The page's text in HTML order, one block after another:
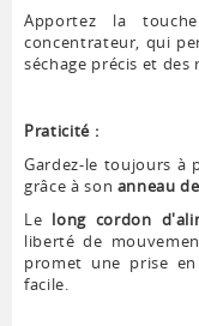
Apportez la
concentrateur, qui
séchage précis et
Praticité :
Gardez-le toujours à
grâce à son anneau
Le long cordon
liberté de
promet une prise
facile.